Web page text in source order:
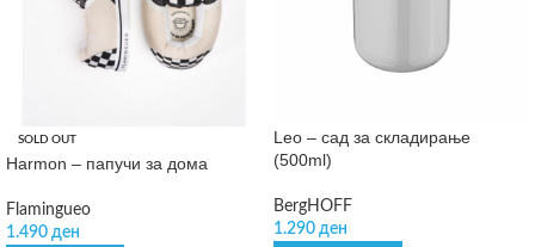
SOLD OUT
Harmon – папучи за дома
Flamingueo
1.490 ден
Leo – сад за складирање
(500ml)
BergHOFF
1.290 ден